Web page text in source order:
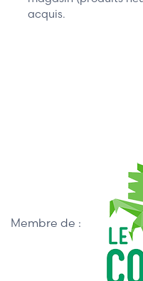
acquis.
Membre de :